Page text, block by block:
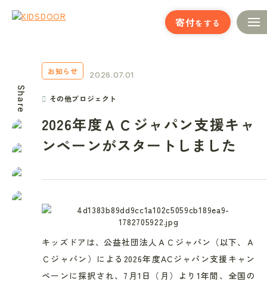
寄付をする
Share
お知らせ 2026.07.01
その他プロジェクト
2026年度ＡＣジャパン支援キャ
ンペーンがスタートしました
キッズドアは、公益社団法人ＡＣジャパン（以下、Ａ
Ｃジャパン）による2026年度ACジャパン支援キャン
ペーンに採択され、7月1日（月）より1年間、全国の